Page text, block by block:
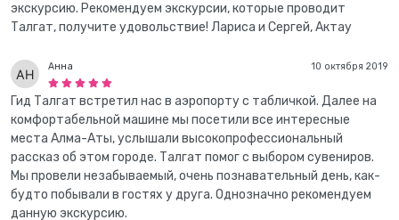
экскурсию. Рекомендуем экскурсии, которые проводит
Талгат, получите удовольствие! Лариса и Сергей, Актау
10 октября 2019
Анна
Гид Талгат встретил нас в аэропорту с табличкой. Далее на
комфортабельной машине мы посетили все интересные
места Алма-Аты, услышали высокопрофессиональный
рассказ об этом городе. Талгат помог с выбором сувениров.
Мы провели незабываемый, очень познавательный день, как-
будто побывали в гостях у друга. Однозначно рекомендуем
данную экскурсию.